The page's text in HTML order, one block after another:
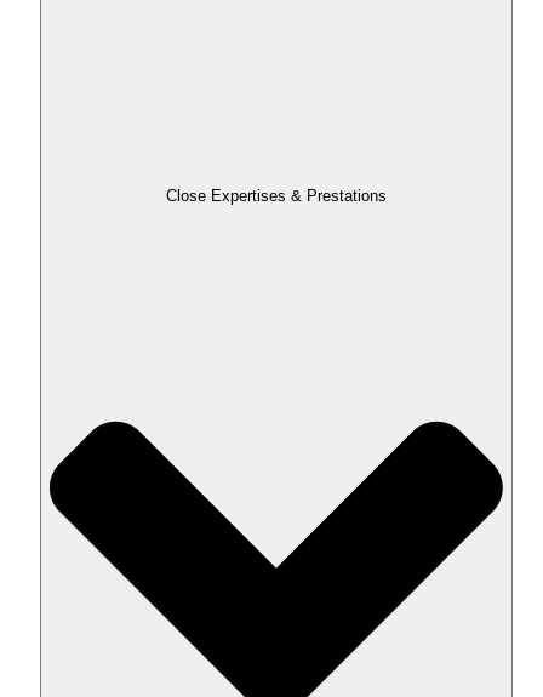
Close Expertises & Prestations